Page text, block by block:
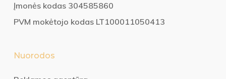
Įmonės kodas 304585860
PVM mokėtojo kodas LT100011050413
Nuorodos